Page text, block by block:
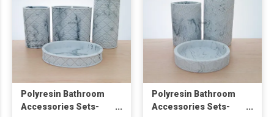
Polyresin Bathroom
Accessories Sets-
Polyresin Bathroom
Accessories Sets-